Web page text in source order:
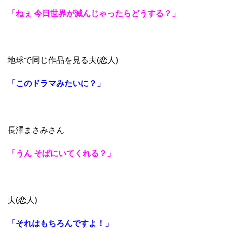
「ねぇ 今日世界が滅んじゃったらどうする？」
地球で同じ作品を見る夫(恋人)
「このドラマみたいに？」
長澤まさみさん
「うん そばにいてくれる？」
夫(恋人)
「それはもちろんですよ！」